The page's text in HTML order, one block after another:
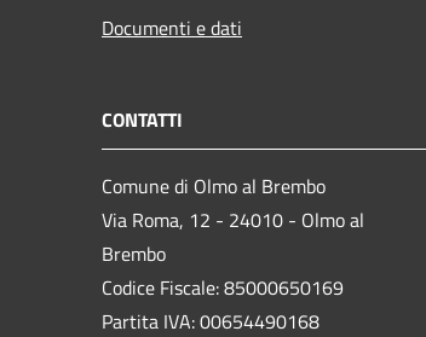
Documenti e dati
CONTATTI
Comune di Olmo al Brembo
Via Roma, 12 - 24010 - Olmo al
Brembo
Codice Fiscale: 85000650169
Partita IVA: 00654490168